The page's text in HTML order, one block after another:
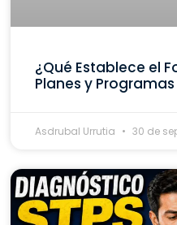
¿Qué Establece el
Planes y
Asdrubal Urrutia 30 de